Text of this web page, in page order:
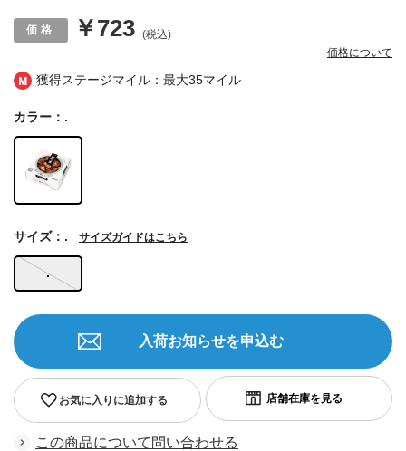
獲得ステージマイル：最大35マイル
￥723 (税込)
価格について
カラー：.
.
サイズ：. サイズガイドはこちら
お気に入りに追加する
入荷お知らせを申込む
この商品について問い合わせる